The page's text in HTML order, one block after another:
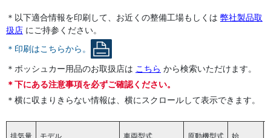
＊以下適合情報を印刷して、お近くの整備工場もしくは 弊社製品取
扱店 にご持参ください。
＊印刷はこちらから。
＊ボッシュカー用品のお取扱店は こちら から検索いただけます。
＊下にある注意事項を必ずご確認ください。
＊横に収まりきらない情報は、横にスクロールして表示できます。
排気量 モデル 車両型式 原動機型式 始